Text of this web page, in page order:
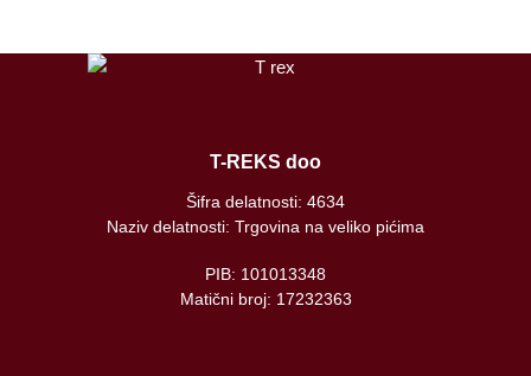
T-REKS doo
Šifra delatnosti: 4634
Naziv delatnosti: Trgovina na veliko pićima
PIB: 101013348
Matični broj: 17232363